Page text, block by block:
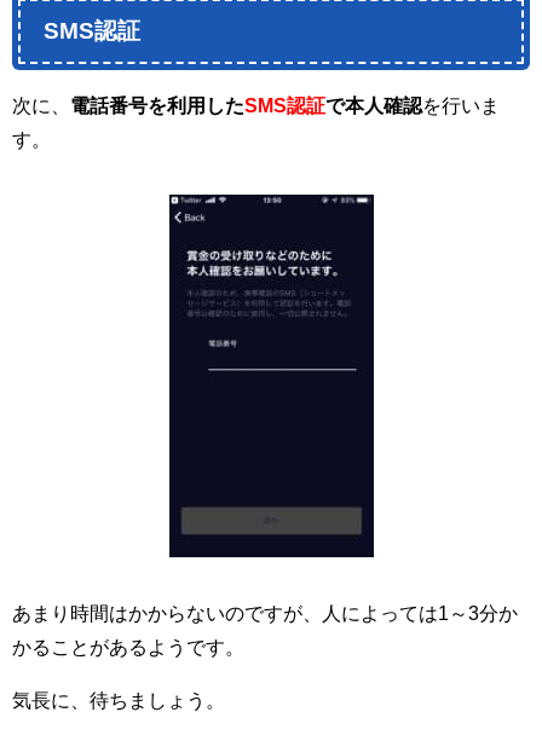
SMS認証
次に、 電話番号を利用したSMS認証で本人確認を行いま
す。
あまり時間はかからないのですが、人によっては1～3分か
かることがあるようです。
気長に、待ちましょう。